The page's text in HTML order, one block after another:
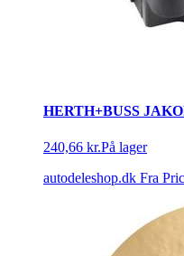
HERTH+BUSS
240,66 kr.På lager
autodeleshop.dk Fra